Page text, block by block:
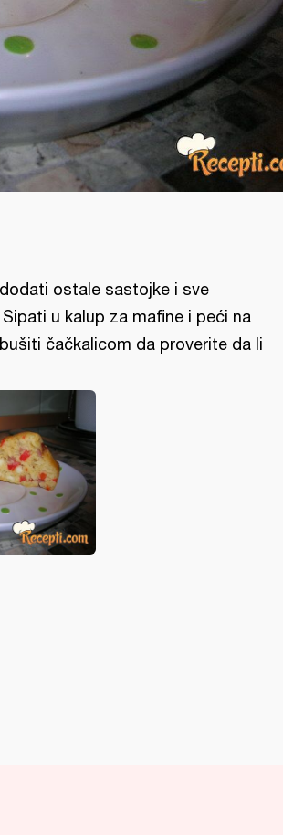
ostale sastojke i sve
u kalup za mafine i peći na
čačkalicom da proverite da li